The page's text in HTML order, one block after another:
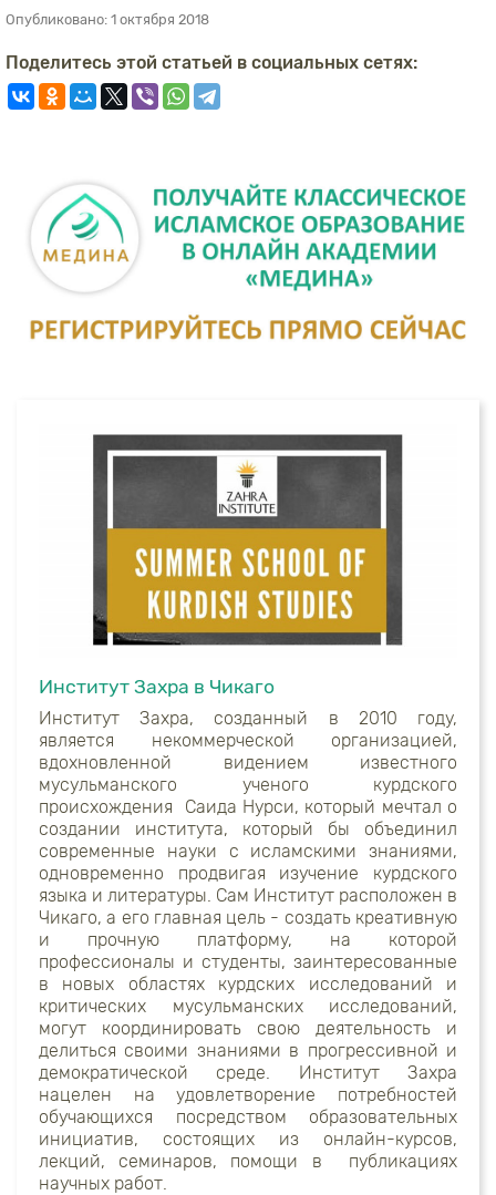
Опубликовано: 1 октября 2018
Поделитесь этой статьей в социальных сетях:
Институт Захра в Чикаго
Институт Захра, созданный в 2010 году,
является некоммерческой организацией,
вдохновленной видением известного
мусульманского ученого курдского
происхождения
Саида Нурси, который мечтал о
создании института, который бы объединил
современные науки с исламскими знаниями,
одновременно продвигая изучение курдского
языка и литературы. Сам Институт расположен в
Чикаго, а его главная цель - создать креативную
и прочную платформу, на которой
профессионалы и студенты, заинтересованные
в новых областях курдских исследований и
критических мусульманских исследований,
могут координировать свою деятельность и
делиться своими знаниями в прогрессивной и
демократической среде. Институт Захра
нацелен на удовлетворение потребностей
обучающихся посредством образовательных
инициатив, состоящих из онлайн-курсов,
лекций, семинаров, помощи в
публикациях
научных работ.